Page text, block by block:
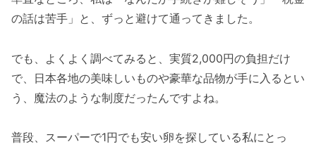
の話は苦手」と、ずっと避けて通ってきました。
でも、よくよく調べてみると、実質2,000円の負担だけ
で、日本各地の美味しいものや豪華な品物が手に入るとい
う、魔法のような制度だったんですよね。
普段、スーパーで1円でも安い卵を探している私にとっ